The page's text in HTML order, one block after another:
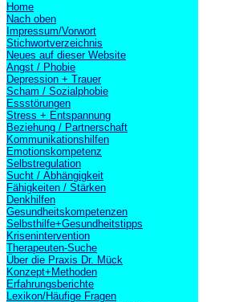
Home
Nach oben
Impressum/Vorwort
Stichwortverzeichnis
Neues auf dieser Website
Angst / Phobie
Depression + Trauer
Scham / Sozialphobie
Essstörungen
Stress + Entspannung
Beziehung / Partnerschaft
Kommunikationshilfen
Emotionskompetenz
Selbstregulation
Sucht / Abhängigkeit
Fähigkeiten / Stärken
Denkhilfen
Gesundheitskompetenzen
Selbsthilfe+Gesundheitstipps
Krisenintervention
Therapeuten-Suche
Über die Praxis Dr. Mück
Konzept+Methoden
Erfahrungsberichte
Lexikon/Häufige Fragen